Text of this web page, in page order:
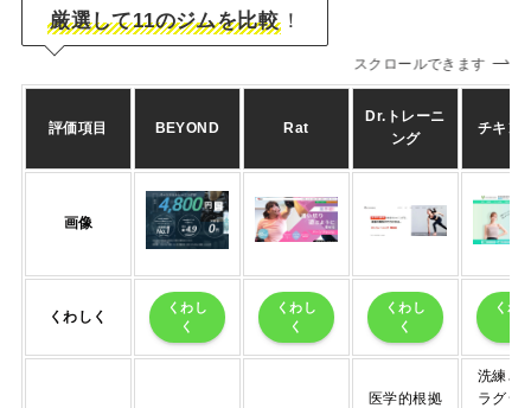
厳選して11のジムを比較 ！
スクロールできます
評価項目 BEYOND Rat
Dr.トレーニ
ング
チキン
画像
くわしく
くわし
く
くわし
く
くわし
く
くわ
医学的根拠
洗練さ
ラグジ